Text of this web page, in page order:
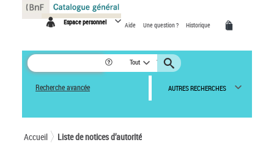
Espace personnel Aide Une question ? Historique
Tout
Recherche avancée AUTRES RECHERCHES
Accueil Liste de notices d’autorité
Panneau de gestion des cookies